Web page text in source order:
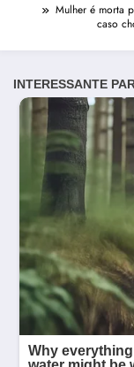
Mulher é morta
caso